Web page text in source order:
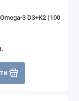
3 D3+K2 (100